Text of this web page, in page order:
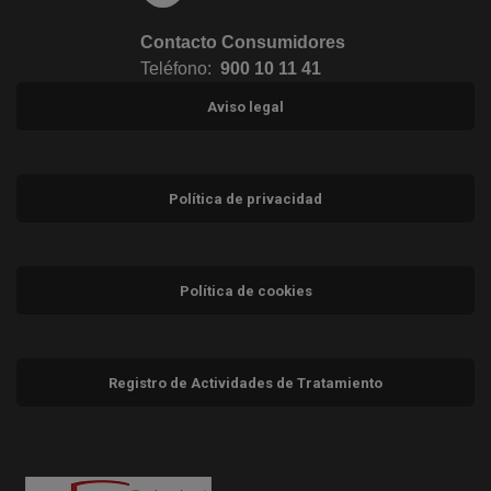
Contacto Consumidores
Teléfono: 900 10 11 41
Aviso legal
Política de privacidad
Política de cookies
Registro de Actividades de Tratamiento